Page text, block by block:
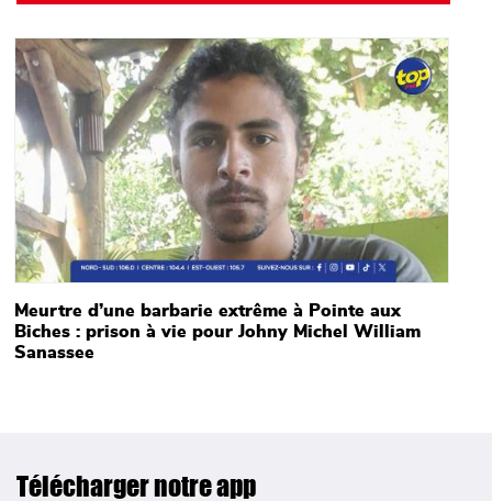
Main picture
Meurtre d’une barbarie extrême à Pointe aux
Biches : prison à vie pour Johny Michel William
Sanassee
Télécharger notre app